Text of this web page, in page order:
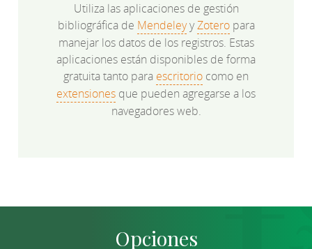
Utiliza las aplicaciones de gestión
bibliográfica de MendeleyyZoteropara
manejar los datos de los registros. Estas
aplicaciones están disponibles de forma
gratuita tanto para escritorio como en
extensiones que pueden agregarse a los
navegadores web.
Opciones